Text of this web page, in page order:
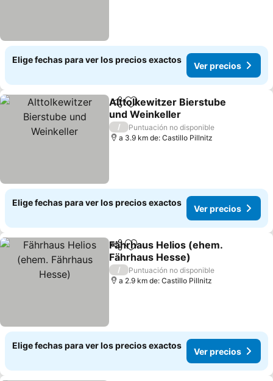
Elige fechas para ver los precios exactos
Ver precios
CompartirAgregar a favoritos
Alttolkewitzer Bierstube
und Weinkeller
/
Puntuación no disponible
a 3.9 km de: Castillo Pillnitz
Elige fechas para ver los precios exactos
Ver precios
CompartirAgregar a favoritos
Fährhaus Helios (ehem.
Fährhaus Hesse)
/
Puntuación no disponible
a 2.9 km de: Castillo Pillnitz
Elige fechas para ver los precios exactos
Ver precios